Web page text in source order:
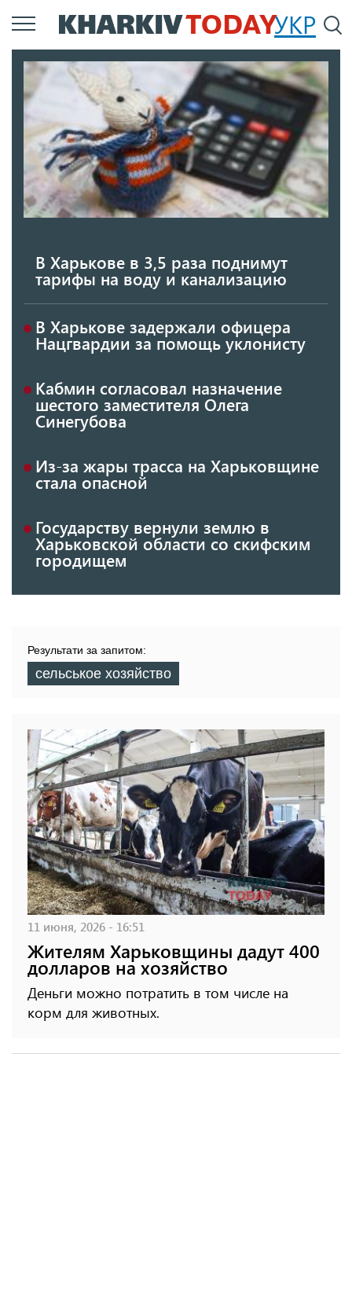
Перейти
к
содержанию
УКР
В Харькове в 3,5 раза поднимут
тарифы на воду и канализацию
В Харькове задержали офицера
Нацгвардии за помощь уклонисту
Кабмин согласовал назначение
шестого заместителя Олега
Синегубова
Из-за жары трасса на Харьковщине
стала опасной
Государству вернули землю в
Харьковской области со скифским
городищем
Результати за запитом:
сельськое хозяйство
11 июня, 2026 - 16:51
Жителям Харьковщины дадут 400
долларов на хозяйство
Деньги можно потратить в том числе на
корм для животных.